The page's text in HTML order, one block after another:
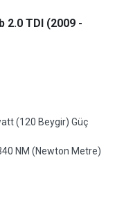
2.0 TDI (2009 -
(120 Beygir) Güç
NM (Newton Metre)